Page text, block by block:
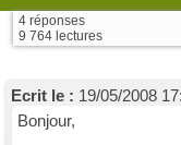
4 réponses
9 764 lectures
Ecrit le : 19/05/2008
Bonjour,